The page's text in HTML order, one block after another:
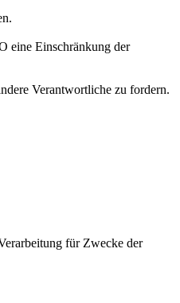
eine Einschränkung der
Verantwortliche zu fordern.
für Zwecke der